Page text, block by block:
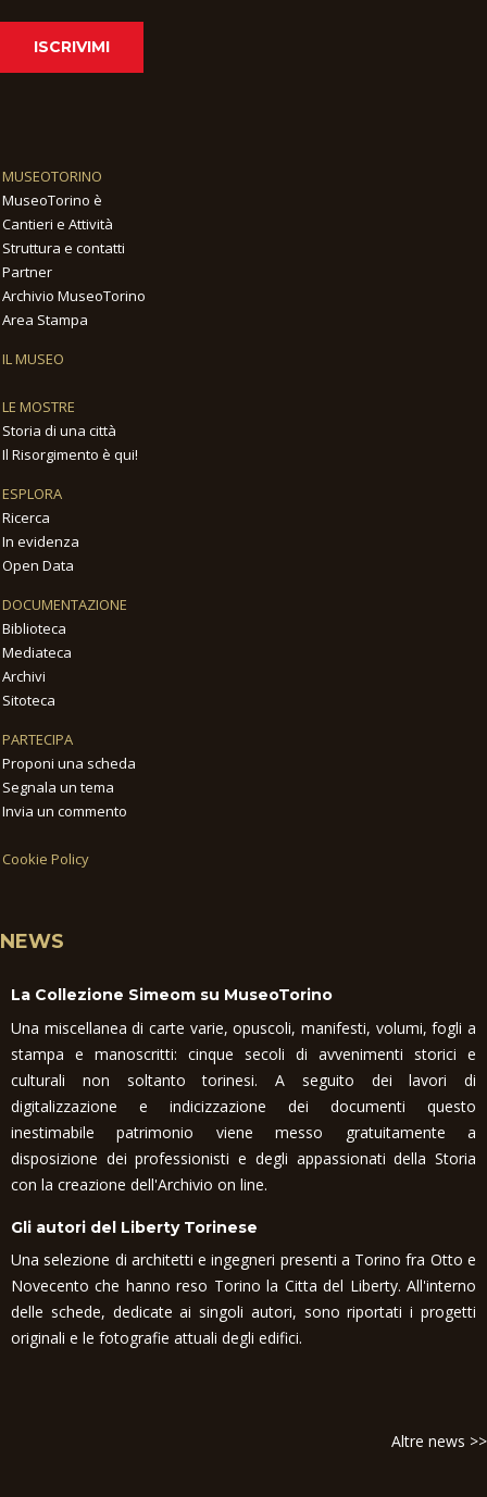
ISCRIVIMI
MUSEOTORINO
MuseoTorino è
Cantieri e Attività
Struttura e contatti
Partner
Archivio MuseoTorino
Area Stampa
IL MUSEO
LE MOSTRE
Storia di una città
Il Risorgimento è qui!
ESPLORA
Ricerca
In evidenza
Open Data
DOCUMENTAZIONE
Biblioteca
Mediateca
Archivi
Sitoteca
PARTECIPA
Proponi una scheda
Segnala un tema
Invia un commento
Cookie Policy
NEWS
La Collezione Simeom su MuseoTorino
Una miscellanea di carte varie, opuscoli, manifesti, volumi, fogli a
stampa e manoscritti: cinque secoli di avvenimenti storici e
culturali non soltanto torinesi. A seguito dei lavori di
digitalizzazione e indicizzazione dei documenti questo
inestimabile patrimonio viene messo gratuitamente a
disposizione dei professionisti e degli appassionati della Storia
con la creazione dell'Archivio on line.
Gli autori del Liberty Torinese
Una selezione di architetti e ingegneri presenti a Torino fra Otto e
Novecento che hanno reso Torino la Citta del Liberty. All'interno
delle schede, dedicate ai singoli autori, sono riportati i progetti
originali e le fotografie attuali degli edifici.
Altre news >>